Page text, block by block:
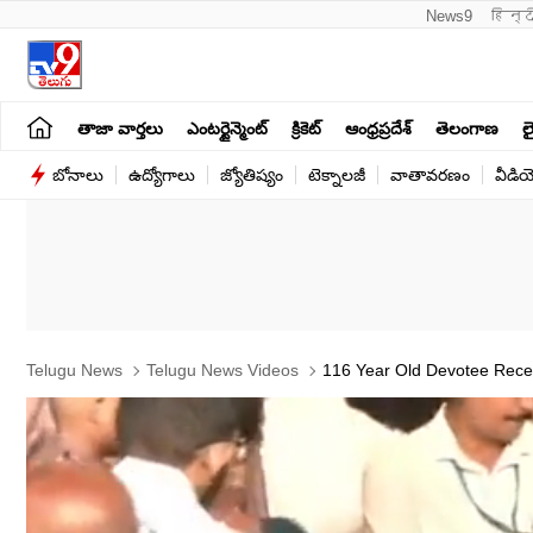
News9
తాజా వార్తలు ఎంటర్టైన్మెంట్ క్రికెట్ ఆంధ్రప్రదేశ్ తెలంగాణ
బోనాలు ఉద్యోగాలు జ్యోతిష్యం టెక్నాలజీ వాతావరణం
Telugu News Telugu News Videos 116 Year Old Devotee